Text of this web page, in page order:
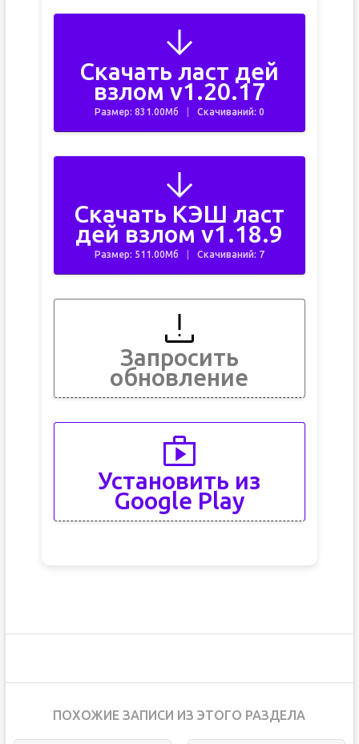
Скачать ласт дей
взлом v1.20.17
Размер: 831.00Мб Скачиваний: 0
Скачать КЭШ ласт
дей взлом v1.18.9
Размер: 511.00Мб Скачиваний: 7
Запросить
обновление
Установить из
Google Play
ПОХОЖИЕ ЗАПИСИ ИЗ ЭТОГО РАЗДЕЛА